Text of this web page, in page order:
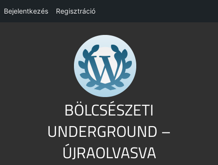
Bejelentkezés Regisztráció
BÖLCSÉSZETI
UNDERGROUND –
ÚJRAOLVASVA